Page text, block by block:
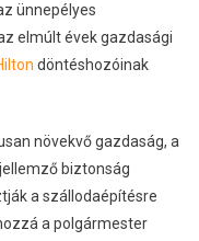
ünnepélyes
elmúlt évek gazdasági
döntéshozóinak
növekvő gazdaság, a
biztonság
a szállodaépítésre
a polgármester